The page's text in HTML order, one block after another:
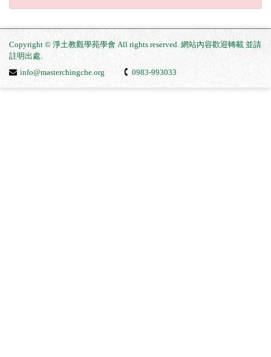
Copyright © 淨土教觀學苑學會 All rights reserved. 網站內容歡迎轉載 並請
註明出處.
info@masterchingche.org
0983-993033